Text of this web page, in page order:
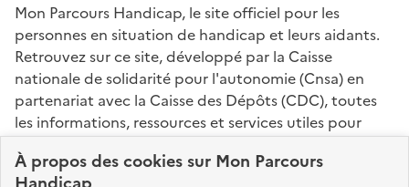
À propos descookiessur Mon Parcours
Mon Parcours Handicap, le site officiel pour les
personnes en situation de handicap et leurs aidants.
Retrouvez sur ce site, développé par la Caisse
nationale de solidarité pour l'autonomie (Cnsa) en
partenariat avec la Caisse des Dépôts (CDC), toutes
les informations, ressources et services utiles pour
connaître vos droits, effectuer vos démarches,
identifier vos interlocuteurs.